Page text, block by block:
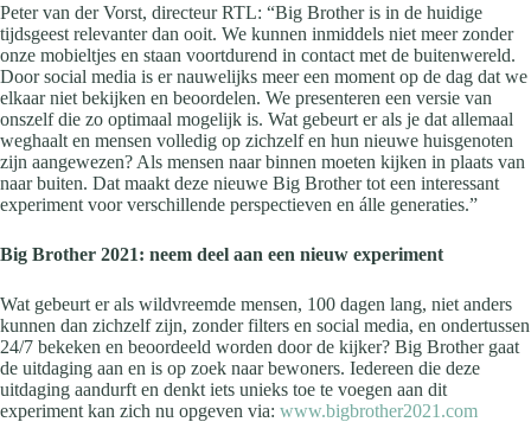
Peter van der Vorst, directeur RTL: “Big Brother is in de huidige
tijdsgeest relevanter dan ooit. We kunnen inmiddels niet meer zonder
onze mobieltjes en staan voortdurend in contact met de buitenwereld.
Door social media is er nauwelijks meer een moment op de dag dat we
elkaar niet bekijken en beoordelen. We presenteren een versie van
onszelf die zo optimaal mogelijk is. Wat gebeurt er als je dat allemaal
weghaalt en mensen volledig op zichzelf en hun nieuwe huisgenoten
zijn aangewezen? Als mensen naar binnen moeten kijken in plaats van
naar buiten. Dat maakt deze nieuwe Big Brother tot een interessant
experiment voor verschillende perspectieven en álle generaties.”
Big Brother 2021: neem deel aan een nieuw experiment
Wat gebeurt er als wildvreemde mensen, 100 dagen lang, niet anders
kunnen dan zichzelf zijn, zonder filters en social media, en ondertussen
24/7 bekeken en beoordeeld worden door de kijker? Big Brother gaat
de uitdaging aan en is op zoek naar bewoners. Iedereen die deze
uitdaging aandurft en denkt iets unieks toe te voegen aan dit
experiment kan zich nu opgeven via: www.bigbrother2021.com